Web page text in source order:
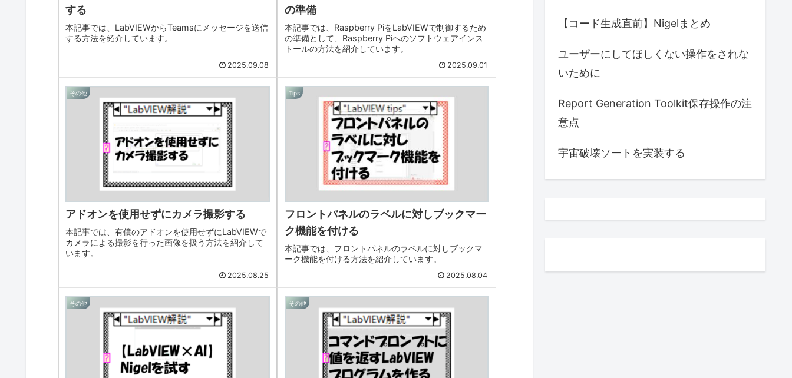
する
本記事では、LabVIEWからTeamsにメッセージを送信
する方法を紹介しています。
2025.09.08
の準備
本記事では、Raspberry PiをLabVIEWで制御するため
の準備として、Raspberry Piへのソフトウェアインス
トールの方法を紹介しています。
2025.09.01
その他
アドオンを使用せずにカメラ撮影する
本記事では、有償のアドオンを使用せずにLabVIEWで
カメラによる撮影を行った画像を扱う方法を紹介して
います。
2025.08.25
Tips
フロントパネルのラベルに対しブックマー
ク機能を付ける
本記事では、フロントパネルのラベルに対しブックマ
ーク機能を付ける方法を紹介しています。
2025.08.04
その他 その他
【コード生成直前】Nigelまとめ
ユーザーにしてほしくない操作をされな
いために
Report Generation Toolkit保存操作の注
意点
宇宙破壊ソートを実装する